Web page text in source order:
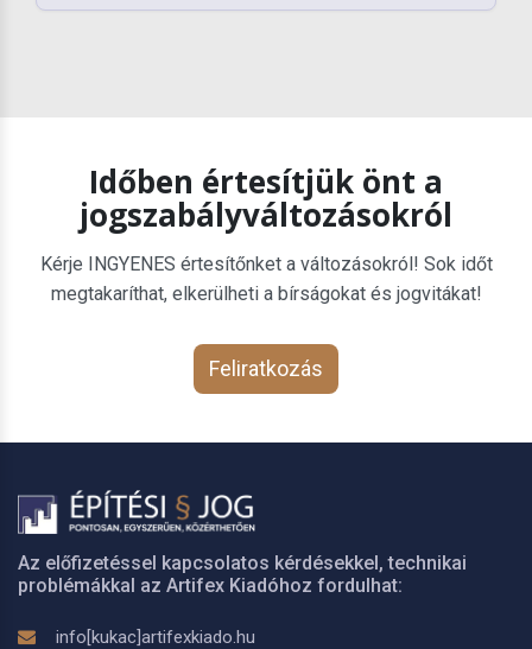
Időben értesítjük önt a
jogszabályváltozásokról
Kérje INGYENES értesítőnket a változásokról! Sok időt
megtakaríthat, elkerülheti a bírságokat és jogvitákat!
Feliratkozás
Az előfizetéssel kapcsolatos kérdésekkel, technikai
problémákkal az Artifex Kiadóhoz fordulhat:
info[kukac]artifexkiado.hu